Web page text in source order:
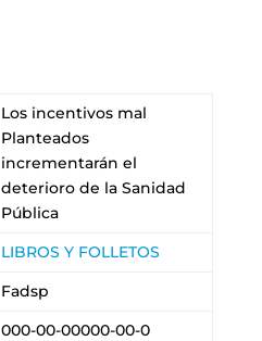
Los incentivos mal
Planteados
incrementarán el
deterioro de la Sanidad
Pública
LIBROS Y FOLLETOS
Fadsp
000-00-00000-00-0